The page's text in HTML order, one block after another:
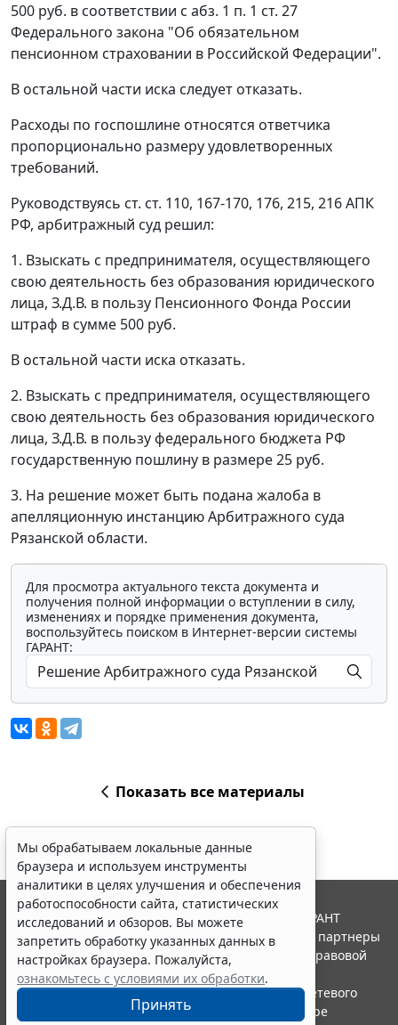
500 руб. в соответствии с абз. 1 п. 1 ст. 27
Федерального закона "Об обязательном
пенсионном страховании в Российской Федерации".
В остальной части иска следует отказать.
Расходы по госпошлине относятся ответчика
пропорционально размеру удовлетворенных
требований.
Руководствуясь ст. ст. 110, 167-170, 176, 215, 216АПК
РФ, арбитражный суд решил:
1. Взыскать с предпринимателя, осуществляющего
свою деятельность без образования юридического
лица, З.Д.В. в пользу Пенсионного Фонда России
штраф в сумме 500 руб.
В остальной части иска отказать.
2. Взыскать с предпринимателя, осуществляющего
свою деятельность без образования юридического
лица, З.Д.В. в пользу федерального бюджета РФ
государственную пошлину в размере 25 руб.
3. На решение может быть подана жалоба в
апелляционную инстанцию Арбитражного суда
Рязанской области.
Для просмотра актуального текста документа и
получения полной информации о вступлении в силу,
изменениях и порядке применения документа,
воспользуйтесь поиском в Интернет-версии системы
ГАРАНТ:
Показать все материалы
Мы обрабатываем локальные данные
браузера и используем инструменты
аналитики в целях улучшения и обеспечения
работоспособности сайта, статистических
исследований и обзоров. Вы можете
запретить обработку указанных данных в
настройках браузера. Пожалуйста,
ознакомьтесь с условиями их обработки.
Принять
© ООО "НПП "ГАРАНТ-СЕРВИС", 2026. Система ГАРАНТ
выпускается с 1990 года. Компания "Гарант" и ее партнеры
являются участниками Российской ассоциации правовой
информации ГАРАНТ.
Портал ГАРАНТ.РУ зарегистрирован в качестве сетевого
издания Федеральной службой по надзору в сфере